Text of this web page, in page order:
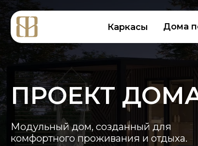
Каркасы Дома под
ПРОЕКТ ДОМА
Модульный дом, созданный для
комфортного проживания и отдыха.